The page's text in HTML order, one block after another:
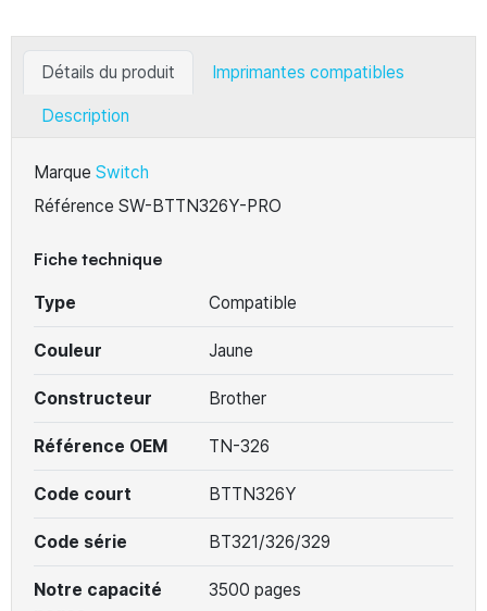
Détails du produit Imprimantes compatibles
Description
Marque Switch
Référence SW-BTTN326Y-PRO
Fiche technique
Type Compatible
Couleur Jaune
Constructeur Brother
Référence OEM TN-326
Code court BTTN326Y
Code série BT321/326/329
Notre capacité
3500 pages